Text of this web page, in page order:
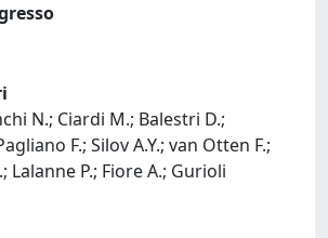
N.; Ciardi M.; Balestri D.;
F.; Silov A.Y.; van Otten F.;
Lalanne P.; Fiore A.; Gurioli